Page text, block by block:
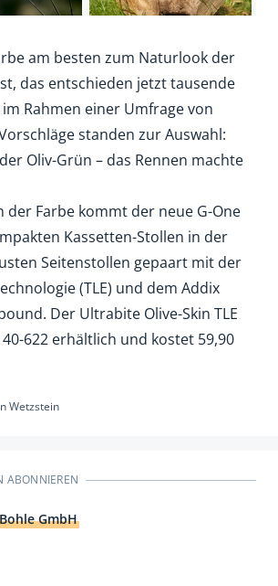
am besten zum Naturlook der
das entschieden jetzt tausende
Rahmen einer Umfrage von
standen zur Auswahl:
Oliv-Grün – das Rennen machte
der Farbe kommt der neue G-One
Kassetten-Stollen in der
Seitenstollen gepaart mit der
(TLE) und dem Addix
Der Ultrabite Olive-Skin TLE
622 erhältlich und kostet 59,90
Wetzstein
ABONNIEREN
GmbH